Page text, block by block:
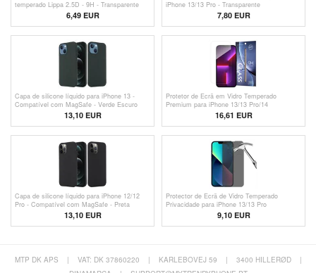
temperado Lippa 2.5D - 9H - Transparente
6,49EUR
iPhone 13/13 Pro - Transparente
7,80 EUR
Capa de silicone líquido para iPhone 13 -
Compatível com MagSafe - Verde Escuro
13,10 EUR
Protetor de Ecrã em Vidro Temperado
Premium para iPhone 13/13 Pro/14
16,61 EUR
Capa de silicone líquido para iPhone 12/12
Pro - Compatível com MagSafe - Preta
13,10 EUR
Protector de Ecrã de Vidro Temperado
Privacidade para iPhone 13/13 Pro
9,10 EUR
MTP DK APS | VAT: DK 37860220 | KARLEBOVEJ 59 | 3400 HILLERØD
|